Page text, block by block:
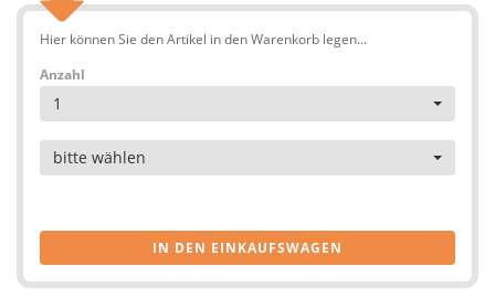
Hier können Sie den Artikel in den Warenkorb legen...
Anzahl
1
Artikel
bitte wählen
IN DEN EINKAUFSWAGEN